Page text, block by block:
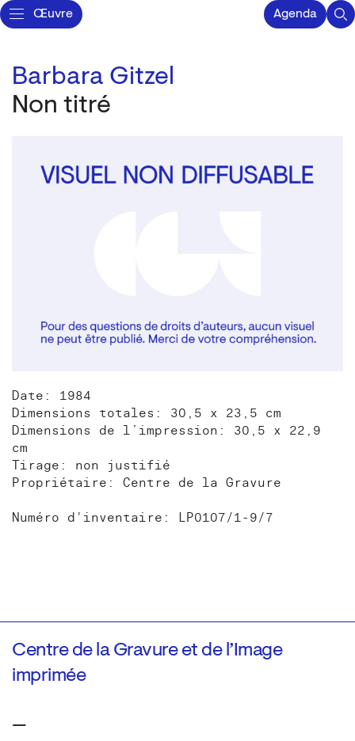
Œuvre Agenda
Barbara Gitzel
Non titré
Date: 1984
Dimensions totales: 30,5 x 23,5 cm
Dimensions de l’impression: 30,5 x 22,9
cm
Tirage: non justifié
Propriétaire: Centre de la Gravure
Numéro d'inventaire: LP0107/1-9/7
Centre de la Gravure et de l’Image
imprimée
—